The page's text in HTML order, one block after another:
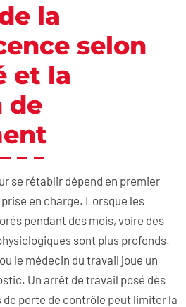
la
selon
et la
de
se rétablir dépend en premier
en charge. Lorsque les
pendant des mois, voire des
sont plus profonds.
le médecin du travail joue un
Un arrêt de travail posé dès
perte de contrôle peut limiter la